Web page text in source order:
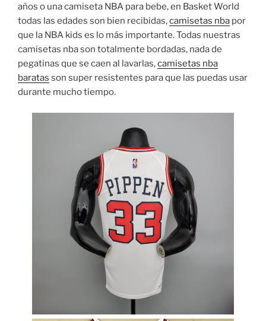
años o una camiseta NBA para bebe, en Basket World
todas las edades son bien recibidas,camisetas nba por
que la NBA kids es lo más importante. Todas nuestras
camisetas nba son totalmente bordadas, nada de
pegatinas que se caen al lavarlas,camisetas nba
baratas son super resistentes para que las puedas usar
durante mucho tiempo.